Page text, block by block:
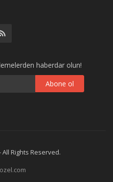
haberdar olun!
Abone ol
Rights Reserved.